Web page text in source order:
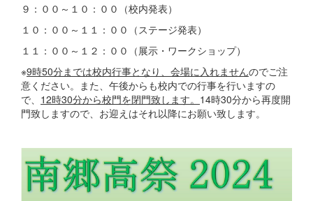
９：００～１０：００（校内発表）
１０：００～１１：００（ステージ発表）
１１：００～１２：００（展示・ワークショップ）
※9時50分までは校内行事となり、会場に入れませんのでご注
意ください。また、午後からも校内での行事を行いますの
で、 12時30分から校門を閉門致します。 14時30分から再度開
門致しますので、お迎えはそれ以降にお願い致します。